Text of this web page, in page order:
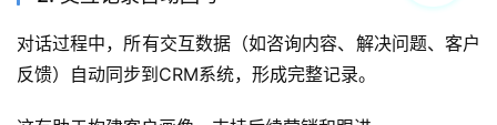
对话过程中，所有交互数据（如咨询内容、解决问题、客户
反馈）自动同步到CRM系统，形成完整记录。